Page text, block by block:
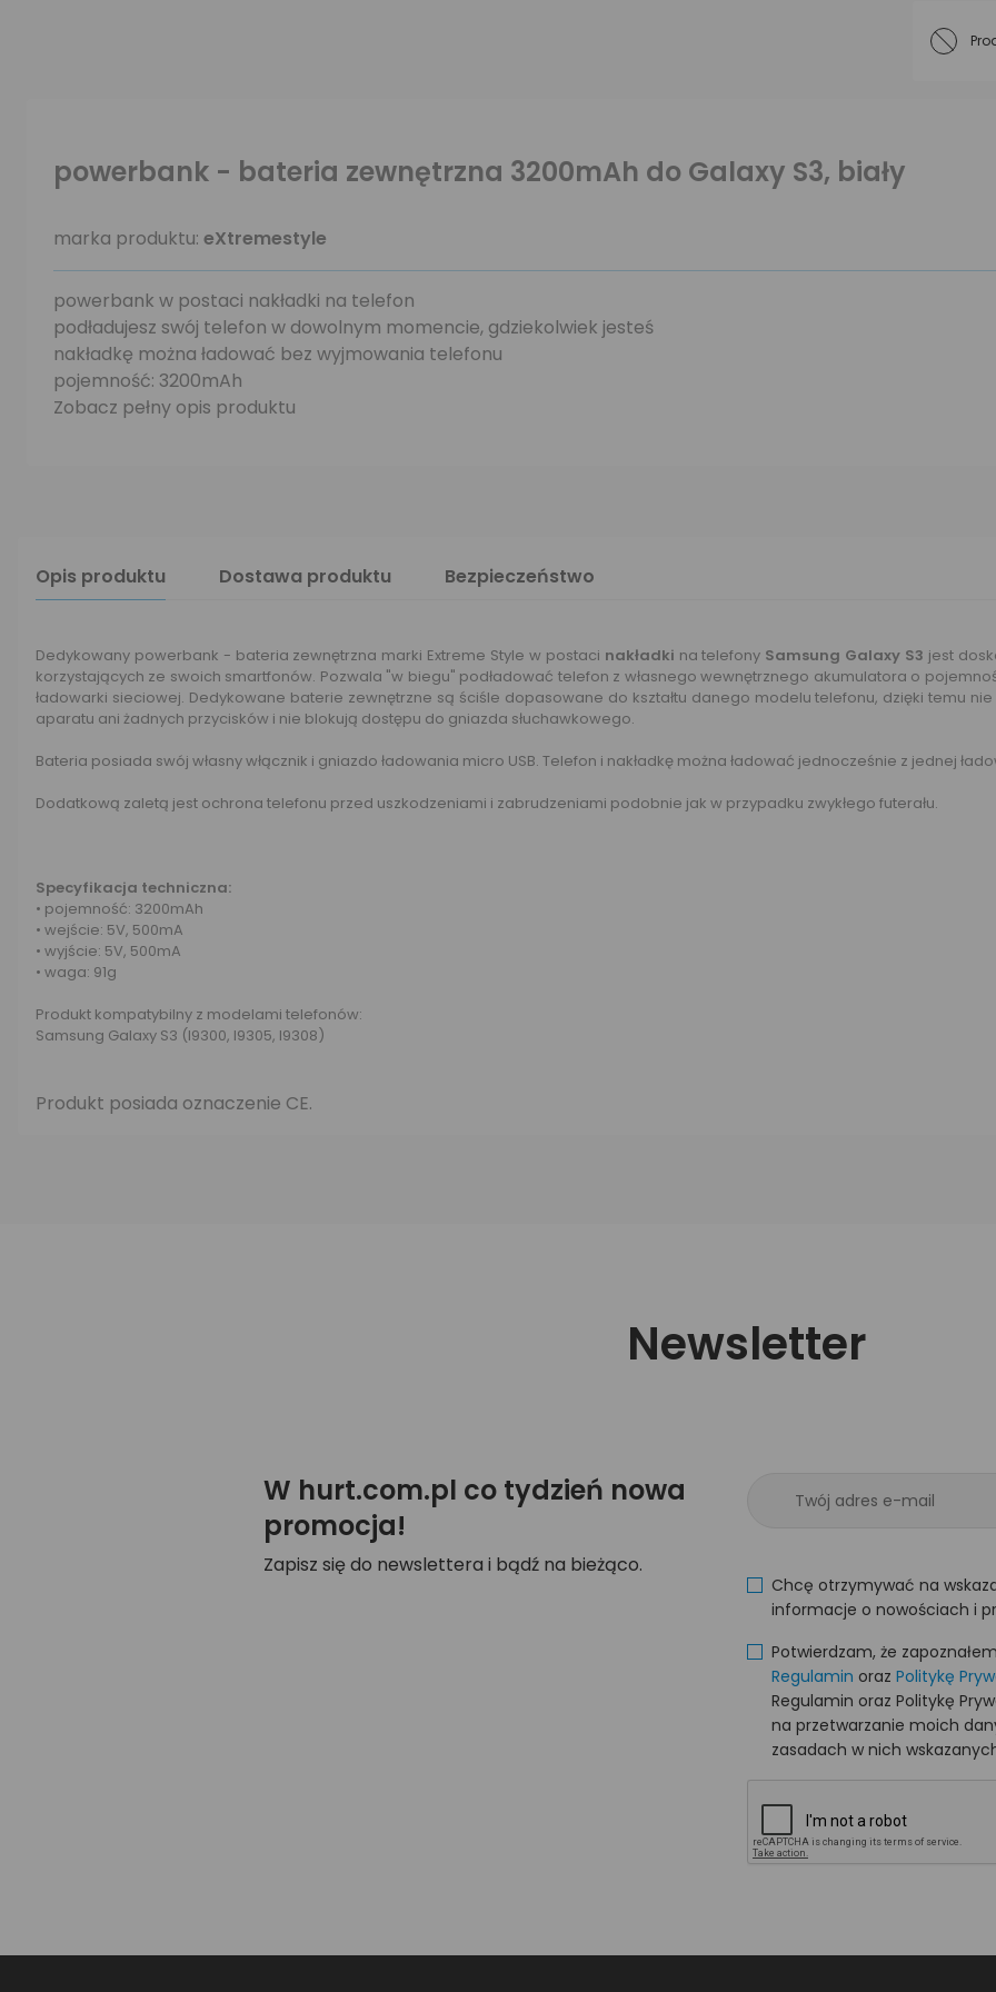
powerbank - bateria zewnętrzna 3200mAh do Galaxy S3, biały
marka produktu: eXtremestyle
powerbank w postaci nakładki na telefon
podładujesz swój telefon w dowolnym momencie, gdziekolwiek jesteś
nakładkę można ładować bez wyjmowania telefonu
pojemność: 3200mAh
Zobacz pełny opis produktu
Opis produktu Dostawa produktu Bezpieczeństwo
Dedykowany powerbank - bateria zewnętrzna marki Extreme Style w postaci nakładki na telefony Samsung Galaxy S3 jest
korzystających ze swoich smartfonów. Pozwala "w biegu" podładować telefon z własnego wewnętrznego akumulatora o
ładowarki sieciowej. Dedykowane baterie zewnętrzne są ściśle dopasowane do kształtu danego modelu telefonu, dzięki temu
aparatu ani żadnych przycisków i nie blokują dostępu do gniazda słuchawkowego.
Bateria posiada swój własny włącznik i gniazdo ładowania micro USB. Telefon i nakładkę można ładować jednocześnie z jednej
Dodatkową zaletą jest ochrona telefonu przed uszkodzeniami i zabrudzeniami podobnie jak w przypadku zwykłego futerału.
Specyfikacja techniczna:
• pojemność: 3200mAh
• wejście: 5V, 500mA
• wyjście: 5V, 500mA
• waga: 91g
Produkt kompatybilny z modelami telefonów:
Samsung Galaxy S3 (I9300, I9305, I9308)
Produkt posiada oznaczenie CE.
Newsletter
W hurt.com.pl co tydzień nowa
promocja!
Zapisz się do newslettera i bądź na bieżąco.
Chcę otrzymywać na
informacje o nowościach i
Potwierdzam, że
Regulamin oraz Politykę
Regulamin oraz Politykę
na przetwarzanie moich
zasadach w nich